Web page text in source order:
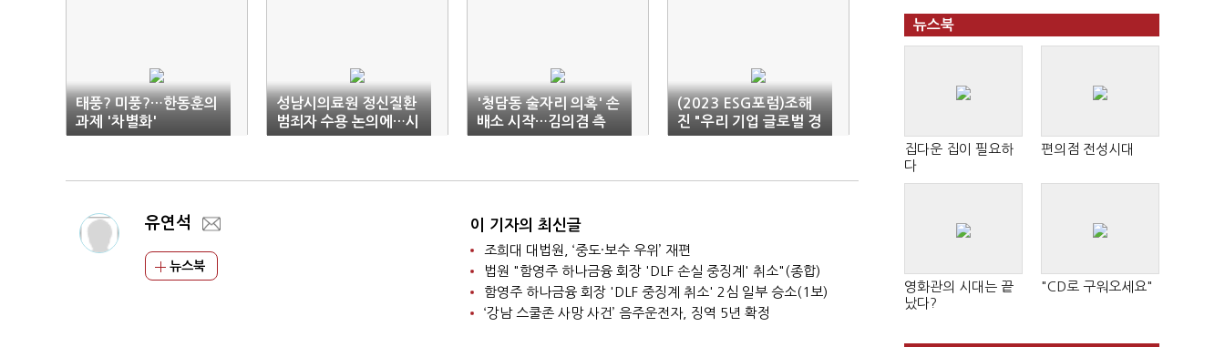
태풍? 미풍?…한동훈의
과제 '차별화'
성남시의료원 정신질환
범죄자 수용 논의에…시
민들 '불만' 고조
'청담동 술자리 의혹' 손
배소 시작…김의겸 측
"면책 특권"
(2023 ESG포럼)조해
진 "우리 기업 글로벌 경
쟁력 위해 경영부담 최
유연석
뉴스북
이 기자의 최신글
조희대 대법원, ‘중도·보수 우위’ 재편
법원 "함영주 하나금융 회장 'DLF 손실 중징계' 취소"(종합)
함영주 하나금융 회장 'DLF 중징계 취소' 2심 일부 승소(1보)
‘강남 스쿨존 사망 사건’ 음주운전자, 징역 5년 확정
뉴스북
집다운 집이 필요하
다
편의점 전성시대
영화관의 시대는 끝
났다?
"CD로 구워오세요"